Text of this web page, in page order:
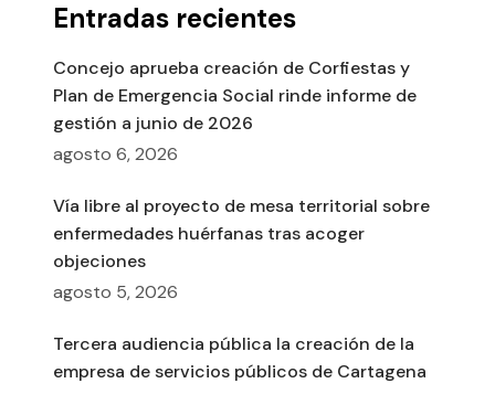
Entradas recientes
Concejo aprueba creación de Corfiestas y
Plan de Emergencia Social rinde informe de
gestión a junio de 2026
agosto 6, 2026
Vía libre al proyecto de mesa territorial sobre
enfermedades huérfanas tras acoger
objeciones
agosto 5, 2026
Tercera audiencia pública la creación de la
empresa de servicios públicos de Cartagena